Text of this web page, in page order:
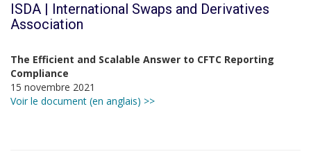
ISDA | International Swaps and Derivatives
Association
The Efficient and Scalable Answer to CFTC Reporting
Compliance
15 novembre 2021
Voir le document (en anglais) >>